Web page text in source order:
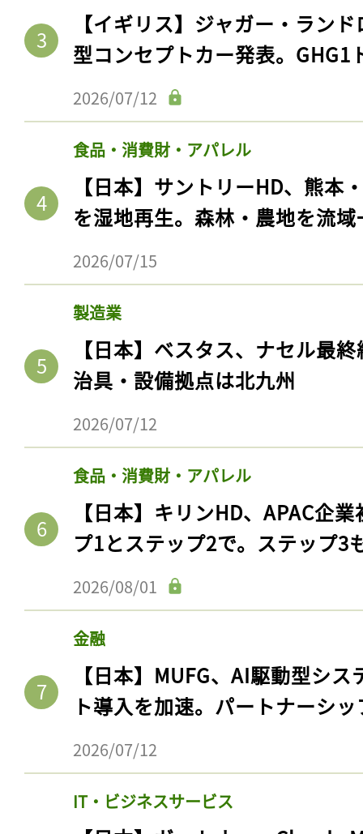
【イギリス】ジャガー・ラン
型コンセプトカー発表。GHG1
2026/07/12
食品・消費財・アパレル
【日本】サントリーHD、熊本
を湿地再生。森林・農地を流
2026/07/15
製造業
【日本】ベスタス、ナセル最
治具・設備拠点は北九州
2026/07/12
食品・消費財・アパレル
【日本】キリンHD、APAC企
プ1とステップ2で。ステップ3
2026/08/01
金融
【日本】MUFG、AI駆動型シ
ト導入を加速。パートナーシ
2026/07/12
IT・ビジネスサービス